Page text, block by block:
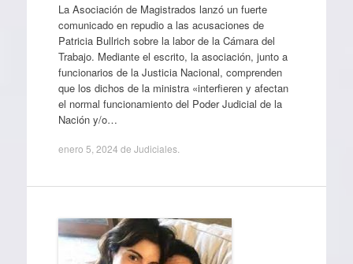
La Asociación de Magistrados lanzó un fuerte
comunicado en repudio a las acusaciones de
Patricia Bullrich sobre la labor de la Cámara del
Trabajo. Mediante el escrito, la asociación, junto a
funcionarios de la Justicia Nacional, comprenden
que los dichos de la ministra «interfieren y afectan
el normal funcionamiento del Poder Judicial de la
Nación y/o…
enero 5, 2024 de Judiciales.